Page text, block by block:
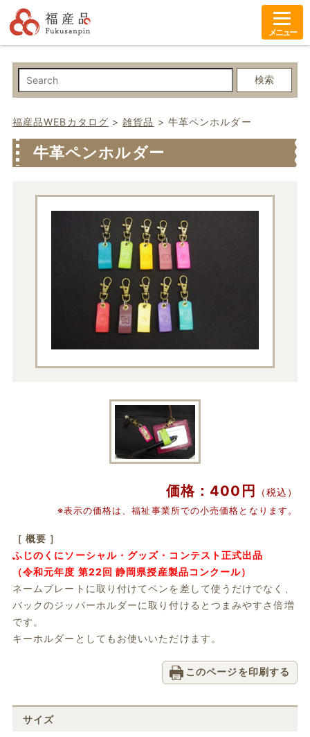
メニュー
検索
福産品WEBカタログ >雑貨品 > 牛革ペンホルダー
牛革ペンホルダー
価格：400円 （税込）
※表示の価格は、福祉事業所での小売価格となります。
［ 概要 ］
ふじのくにソーシャル・グッズ・コンテスト正式出品
（令和元年度 第22回 静岡県授産製品コンクール）
ネームプレートに取り付けてペンを差して使うだけでなく、
バックのジッパーホルダーに取り付けるとつまみやすさ倍増
です。
キーホルダーとしてもお使いいただけます。
このページを印刷する
サイズ